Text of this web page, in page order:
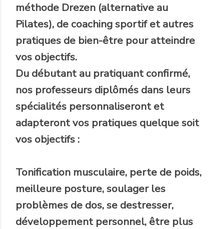
méthode Drezen (alternative au
Pilates), de coaching sportif et autres
pratiques de bien-être pour atteindre
vos objectifs.
Du débutant au pratiquant confirmé,
nos professeurs diplômés dans leurs
spécialités personnaliseront et
adapteront vos pratiques quelque soit
vos objectifs :
Tonification musculaire, perte de poids,
meilleure posture, soulager les
problèmes de dos, se destresser,
développement personnel, être plus